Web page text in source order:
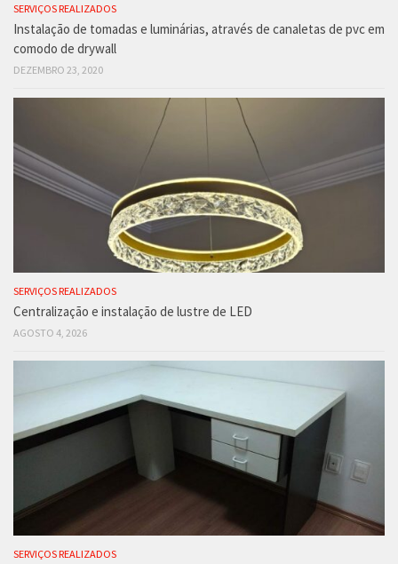
SERVIÇOS REALIZADOS
Instalação de tomadas e luminárias, através de canaletas de pvc em
comodo de drywall
DEZEMBRO 23, 2020
SERVIÇOS REALIZADOS
Centralização e instalação de lustre de LED
AGOSTO 4, 2026
SERVIÇOS REALIZADOS